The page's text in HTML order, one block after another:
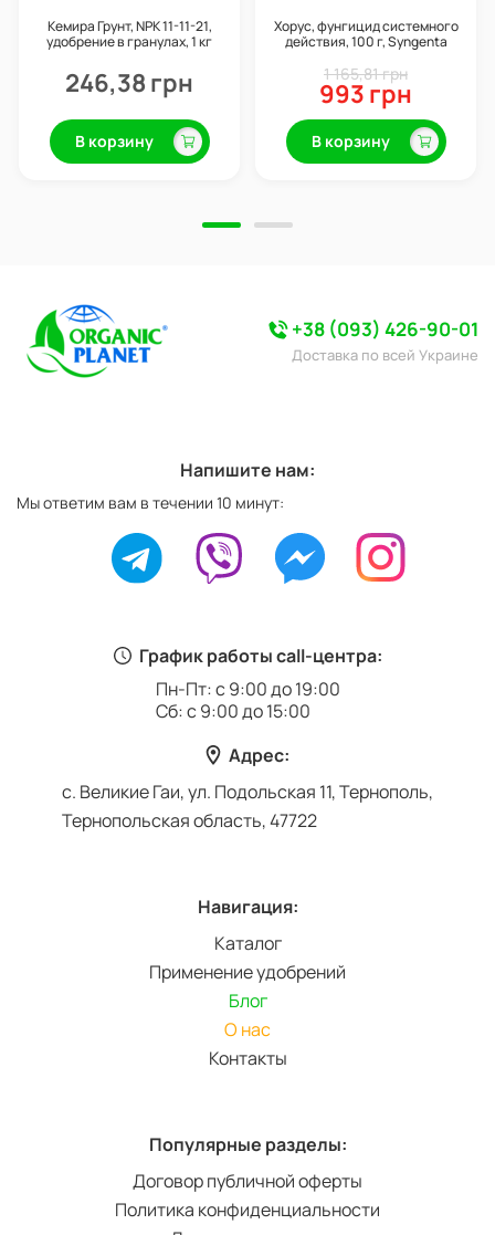
Кемира Грунт, NPK 11-11-21,
удобрение в гранулах, 1 кг
246,38 грн
В корзину
Хорус, фунгицид системного
действия, 100 г, Syngenta
993 грн
1 165,81 грн
В корзину
+38 (093) 426-90-01
Доставка по всей Украине
График работы call-центра:
Пн-Пт: с 9:00 до 19:00
Сб: с 9:00 до 15:00
Адрес:
с. Великие Гаи, ул. Подольская 11, Тернополь,
Тернопольская область, 47722
Навигация:
Каталог
Применение удобрений
Блог
О нас
Контакты
Популярные разделы:
Договор публичной оферты
Политика конфиденциальности
Напишите нам:
Мы ответим вам в течении 10 минут: